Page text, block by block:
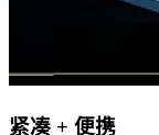
紧凑 + 便携